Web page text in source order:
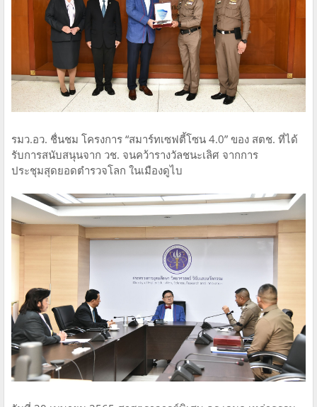
รมว.อว. ชื่นชม โครงการ “สมาร์ทเซฟตี้โซน 4.0” ของ สตช. ที่ได้
รับการสนับสนุนจาก วช. จนคว้ารางวัลชนะเลิศ จากการ
ประชุมสุดยอดตำรวจโลก ในเมืองดูไบ